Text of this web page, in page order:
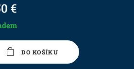
€
DO KOŠÍKU